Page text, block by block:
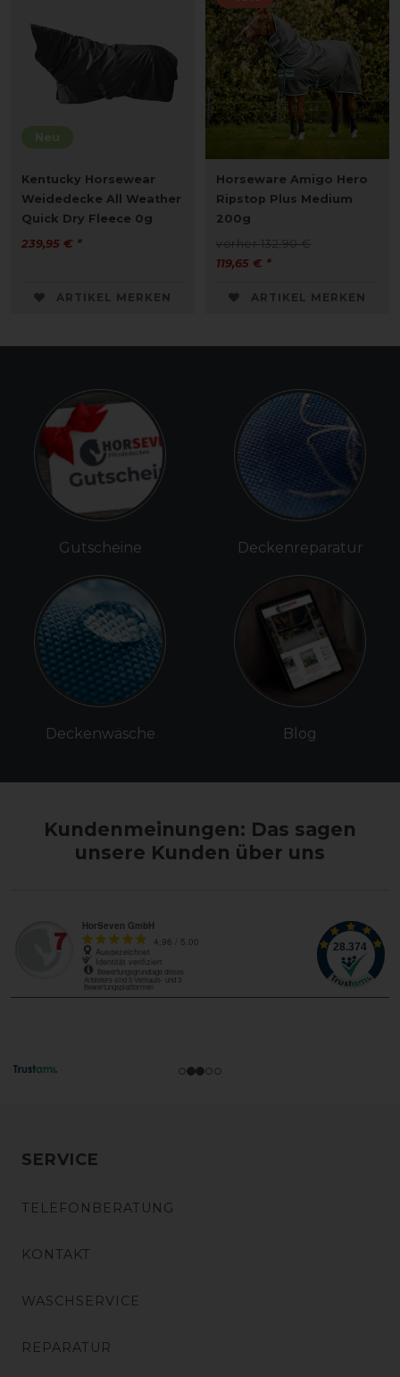
Neu
Kentucky Horsewear
Weidedecke All Weather
Quick Dry Fleece 0g
239,95 € *
ARTIKEL MERKEN
Horseware Amigo Hero
Ripstop Plus Medium
200g
vorher 132,90 €
119,65 € *
ARTIKEL MERKEN
Gutscheine
Deckenwäsche
Deckenreparatur
Blog
Kundenmeinungen: Das sagen
unsere Kunden über uns
SERVICE
TELEFONBERATUNG
KONTAKT
WASCHSERVICE
REPARATUR